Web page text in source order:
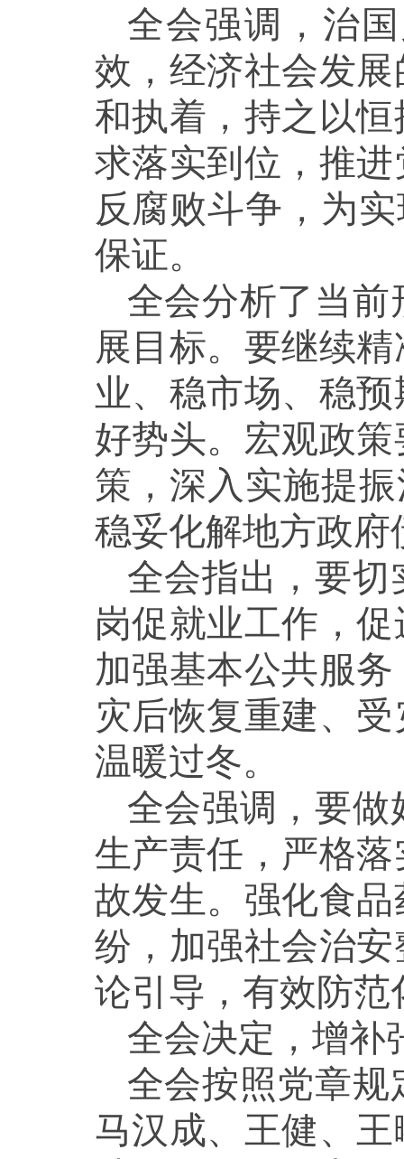
全会强调，治
效，经济社会发
和执着，持之以
求落实到位，推
反腐败斗争，为
保证。
全会分析了当
展目标。要继续
业、稳市场、稳
好势头。宏观政
策，深入实施提
稳妥化解地方政府
全会指出，要
岗促就业工作，
加强基本公共服
灾后恢复重建、
温暖过冬。
全会强调，要
生产责任，严格
故发生。强化食
纷，加强社会治
论引导，有效防
全会决定，增补
全会按照党章
马汉成、王健、